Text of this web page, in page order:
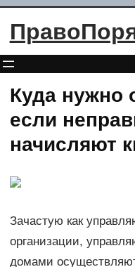
Перейти
Куда нужно
если
начисляют
Зачастую как
организации,
домами